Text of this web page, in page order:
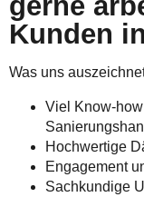
Kunden
Was uns
Viel Know-
Hochwertige
Engagement
Sachkundige